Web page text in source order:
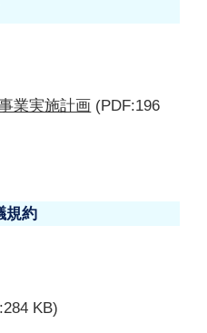
業実施計画 (PDF:196
規約
KB)